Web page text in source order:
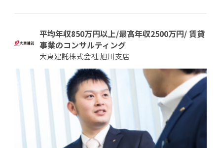
平均年収850万円以上/最高年収2500万円/ 賃貸
事業のコンサルティング
大東建託株式会社 旭川支店